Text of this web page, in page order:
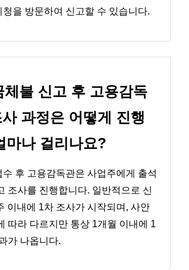
청을 방문하여 신고할 수 있습니다.
체불 신고 후 고용감독
과정은 어떻게 진행
마나 걸리나요?
수 후 고용감독관은 사업주에게 출석
조사를 진행합니다. 일반적으로 신
이내에 1차 조사가 시작되며, 사안
따라 다르지만 통상 1개월 이내에 1
가 나옵니다.